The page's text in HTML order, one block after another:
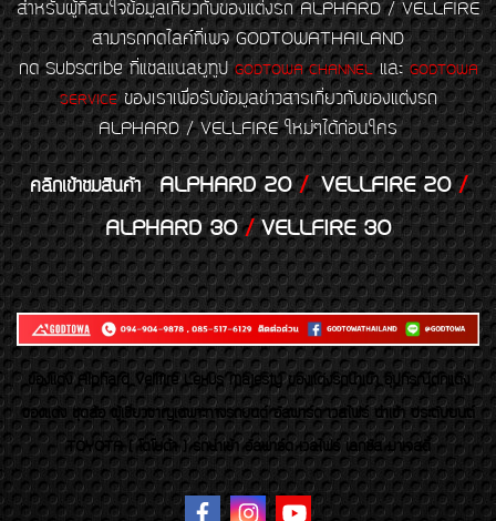
สำหรับผู้ที่สนใจข้อมูลเกี่ยวกับของแต่งรถ ALPHARD / VELLFIRE
สามารถกดไลค์ที่เพจ GODTOWATHAILAND
กด Subscribe ที่แชลแนลยูทูปGODTOWA CHANNELและGODTOWA
SERVICEของเราเพื่อรับข้อมูลข่าวสารเกี่ยวกับของแต่งรถ
ALPHARD / VELLFIRE ใหม่ๆได้ก่อนใคร
คลิกเข้าชมสินค้า ALPHARD 20/VELLFIRE 20/
ALPHARD 30/VELLFIRE 30
ของเเต่ง Alphard Vellfire Lexus Majesty ของเเต่งรถนำเข้า อุปกรณ์ตกแต่ง
ของแต่ง ชุดล้อ ผู้เชี่ยวชาญเฉพาะทางรถยนต์ อัลพาร์ด เวลไฟร์ นำเข้า ประดับยนต์
TOYOTA ( โตโยต้า ) รถนำเข้า อัลพาร์ด เวลไฟร์ เลกซัส มาเจสตี้